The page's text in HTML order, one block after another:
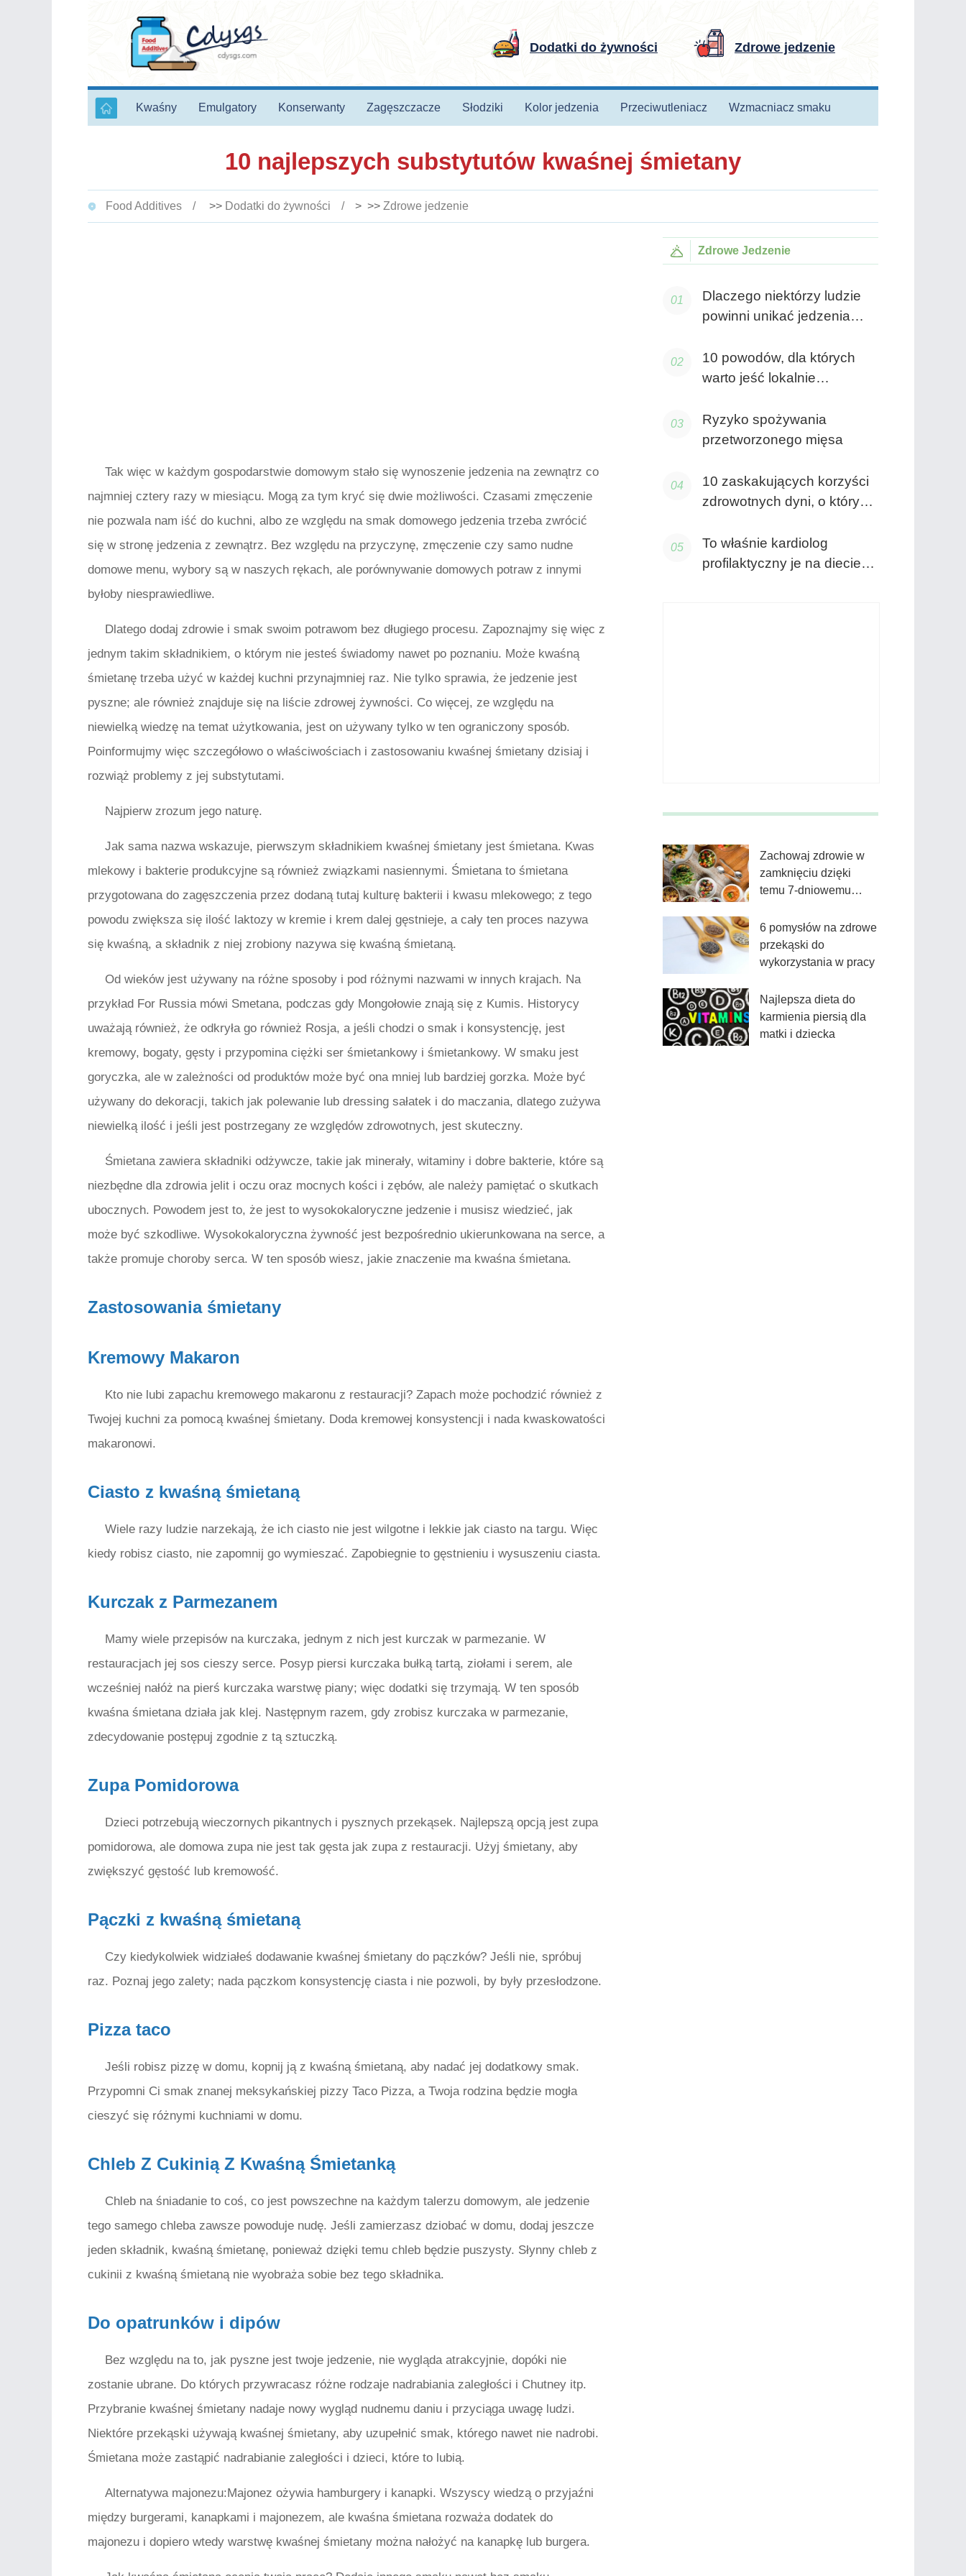
Dodatki do żywności Zdrowe jedzenie
Kwaśny Emulgatory Konserwanty Zagęszczacze Słodziki Kolor jedzenia Przeciwutleniacz Wzmacniacz smaku
10 najlepszych substytutów kwaśnej śmietany
Food Additives >> Dodatki do żywności > >> Zdrowe jedzenie
Tak więc w każdym gospodarstwie domowym stało się wynoszenie jedzenia na zewnątrz co
najmniej cztery razy w miesiącu. Mogą za tym kryć się dwie możliwości. Czasami zmęczenie
nie pozwala nam iść do kuchni, albo ze względu na smak domowego jedzenia trzeba zwrócić
się w stronę jedzenia z zewnątrz. Bez względu na przyczynę, zmęczenie czy samo nudne
domowe menu, wybory są w naszych rękach, ale porównywanie domowych potraw z innymi
byłoby niesprawiedliwe.
Dlatego dodaj zdrowie i smak swoim potrawom bez długiego procesu. Zapoznajmy się więc z
jednym takim składnikiem, o którym nie jesteś świadomy nawet po poznaniu. Może kwaśną
śmietanę trzeba użyć w każdej kuchni przynajmniej raz. Nie tylko sprawia, że ​​jedzenie jest
pyszne; ale również znajduje się na liście zdrowej żywności. Co więcej, ze względu na
niewielką wiedzę na temat użytkowania, jest on używany tylko w ten ograniczony sposób.
Poinformujmy więc szczegółowo o właściwościach i zastosowaniu kwaśnej śmietany dzisiaj i
rozwiąż problemy z jej substytutami.
Najpierw zrozum jego naturę.
Jak sama nazwa wskazuje, pierwszym składnikiem kwaśnej śmietany jest śmietana. Kwas
mlekowy i bakterie produkcyjne są również związkami nasiennymi. Śmietana to śmietana
przygotowana do zagęszczenia przez dodaną tutaj kulturę bakterii i kwasu mlekowego; z tego
powodu zwiększa się ilość laktozy w kremie i krem ​​dalej gęstnieje, a cały ten proces nazywa
się kwaśną, a składnik z niej zrobiony nazywa się kwaśną śmietaną.
Od wieków jest używany na różne sposoby i pod różnymi nazwami w innych krajach. Na
przykład For Russia mówi Smetana, podczas gdy Mongołowie znają się z Kumis. Historycy
uważają również, że odkryła go również Rosja, a jeśli chodzi o smak i konsystencję, jest
kremowy, bogaty, gęsty i przypomina ciężki ser śmietankowy i śmietankowy. W smaku jest
goryczka, ale w zależności od produktów może być ona mniej lub bardziej gorzka. Może być
używany do dekoracji, takich jak polewanie lub dressing sałatek i do maczania, dlatego zużywa
niewielką ilość i jeśli jest postrzegany ze względów zdrowotnych, jest skuteczny.
Śmietana zawiera składniki odżywcze, takie jak minerały, witaminy i dobre bakterie, które są
niezbędne dla zdrowia jelit i oczu oraz mocnych kości i zębów, ale należy pamiętać o skutkach
ubocznych. Powodem jest to, że jest to wysokokaloryczne jedzenie i musisz wiedzieć, jak
może być szkodliwe. Wysokokaloryczna żywność jest bezpośrednio ukierunkowana na serce, a
także promuje choroby serca. W ten sposób wiesz, jakie znaczenie ma kwaśna śmietana.
Zastosowania śmietany
Kremowy Makaron
Kto nie lubi zapachu kremowego makaronu z restauracji? Zapach może pochodzić również z
Twojej kuchni za pomocą kwaśnej śmietany. Doda kremowej konsystencji i nada kwaskowatości
makaronowi.
Ciasto z kwaśną śmietaną
Wiele razy ludzie narzekają, że ich ciasto nie jest wilgotne i lekkie jak ciasto na targu. Więc
kiedy robisz ciasto, nie zapomnij go wymieszać. Zapobiegnie to gęstnieniu i wysuszeniu ciasta.
Kurczak z Parmezanem
Mamy wiele przepisów na kurczaka, jednym z nich jest kurczak w parmezanie. W
restauracjach jej sos cieszy serce. Posyp piersi kurczaka bułką tartą, ziołami i serem, ale
wcześniej nałóż na pierś kurczaka warstwę piany; więc dodatki się trzymają. W ten sposób
kwaśna śmietana działa jak klej. Następnym razem, gdy zrobisz kurczaka w parmezanie,
zdecydowanie postępuj zgodnie z tą sztuczką.
Zupa Pomidorowa
Dzieci potrzebują wieczornych pikantnych i pysznych przekąsek. Najlepszą opcją jest zupa
pomidorowa, ale domowa zupa nie jest tak gęsta jak zupa z restauracji. Użyj śmietany, aby
zwiększyć gęstość lub kremowość.
Pączki z kwaśną śmietaną
Czy kiedykolwiek widziałeś dodawanie kwaśnej śmietany do pączków? Jeśli nie, spróbuj
raz. Poznaj jego zalety; nada pączkom konsystencję ciasta i nie pozwoli, by były przesłodzone.
Pizza taco
Jeśli robisz pizzę w domu, kopnij ją z kwaśną śmietaną, aby nadać jej dodatkowy smak.
Przypomni Ci smak znanej meksykańskiej pizzy Taco Pizza, a Twoja rodzina będzie mogła
cieszyć się różnymi kuchniami w domu.
Chleb Z Cukinią Z Kwaśną Śmietanką
Chleb na śniadanie to coś, co jest powszechne na każdym talerzu domowym, ale jedzenie
tego samego chleba zawsze powoduje nudę. Jeśli zamierzasz dziobać w domu, dodaj jeszcze
jeden składnik, kwaśną śmietanę, ponieważ dzięki temu chleb będzie puszysty. Słynny chleb z
cukinii z kwaśną śmietaną nie wyobraża sobie bez tego składnika.
Do opatrunków i dipów
Bez względu na to, jak pyszne jest twoje jedzenie, nie wygląda atrakcyjnie, dopóki nie
zostanie ubrane. Do których przywracasz różne rodzaje nadrabiania zaległości i Chutney itp.
Przybranie kwaśnej śmietany nadaje nowy wygląd nudnemu daniu i przyciąga uwagę ludzi.
Niektóre przekąski używają kwaśnej śmietany, aby uzupełnić smak, którego nawet nie nadrobi.
Śmietana może zastąpić nadrabianie zaległości i dzieci, które to lubią.
Alternatywa majonezu:Majonez ożywia hamburgery i kanapki. Wszyscy wiedzą o przyjaźni
między burgerami, kanapkami i majonezem, ale kwaśna śmietana rozważa dodatek do
majonezu i dopiero wtedy warstwę kwaśnej śmietany można nałożyć na kanapkę lub burgera.
Zdrowe Jedzenie
Dlaczego niektórzy ludzie
powinni unikać jedzenia
10 powodów, dla których
warto jeść lokalnie
Ryzyko spożywania
przetworzonego mięsa
10 zaskakujących korzyści
zdrowotnych dyni, o których
To właśnie kardiolog
profilaktyczny je na diecie
Zachowaj zdrowie w
zamknięciu dzięki
temu 7-dniowemu
6 pomysłów na zdrowe
przekąski do
wykorzystania w pracy
Najlepsza dieta do
karmienia piersią dla
matki i dziecka